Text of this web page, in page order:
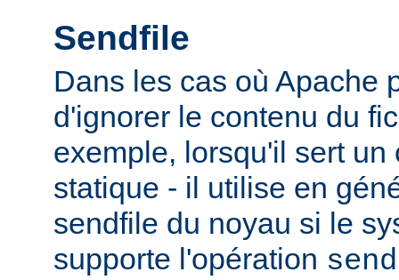
Sendfile
Dans les cas où Apache
d'ignorer le contenu du
exemple, lorsqu'il sert un
statique - il utilise en
sendfile du noyau si le
supporte l'opération